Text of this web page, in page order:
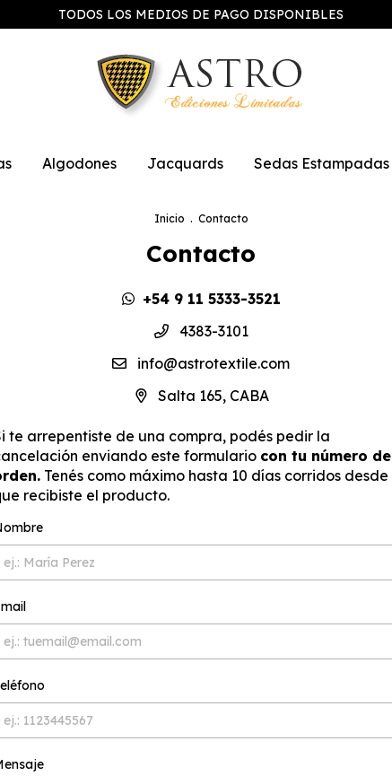
TODOS LOS MEDIOS DE PAGO DISPONIBLES
Algodones Jacquards Sedas Estampadas
Inicio . Contacto
Contacto
4383-3101
info@astrotextile.com
Salta 165, CABA
te arrepentiste de una compra, podés pedir la
enviando este formulario con tu número de
Tenés como máximo hasta 10 días corridos desde
recibiste el producto.